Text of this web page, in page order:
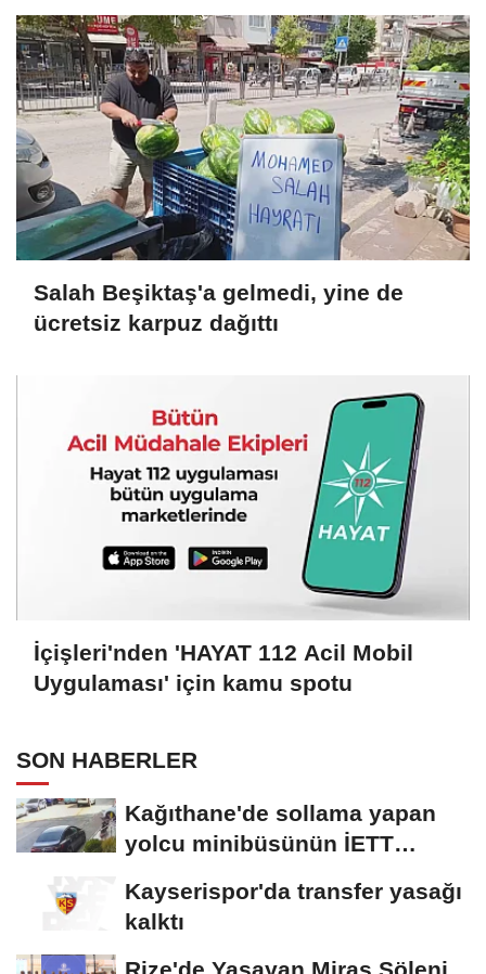
Salah Beşiktaş'a gelmedi, yine de
ücretsiz karpuz dağıttı
İçişleri'nden 'HAYAT 112 Acil Mobil
Uygulaması' için kamu spotu
SON HABERLER
Kağıthane'de sollama yapan
yolcu minibüsünün İETT
Kayserispor'da transfer yasağı
kalktı